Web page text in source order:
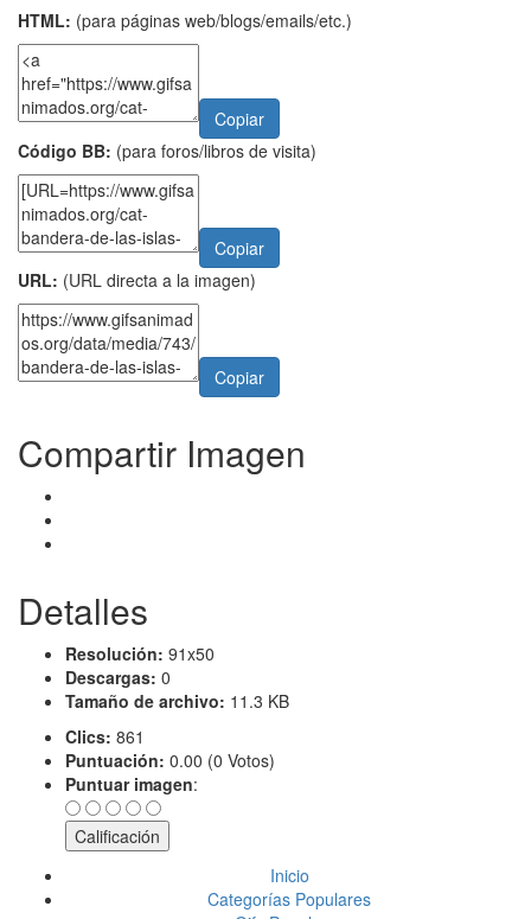
HTML: (para páginas web/blogs/emails/etc.)
Copiar
Código BB: (para foros/libros de visita)
Copiar
URL: (URL directa a la imagen)
Copiar
Compartir Imagen
Detalles
Resolución: 91x50
Descargas: 0
Tamaño de archivo: 11.3 KB
Clics: 861
Puntuación: 0.00 (0 Votos)
Puntuar imagen:
Inicio
Categorías Populares